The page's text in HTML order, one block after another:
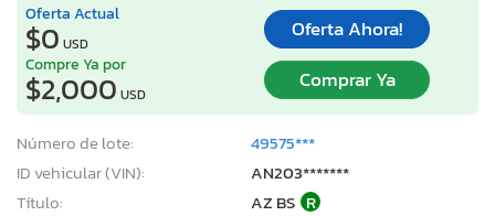
Oferta Actual
$0 USD
Oferta Ahora!
Compre Ya por
$2,000 USD
Comprar Ya
Número de lote:
49575***
ID vehicular (VIN):
AN203*******
Título:
AZ BS R